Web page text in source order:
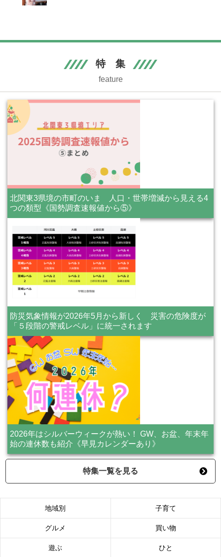
特 集
feature
北関東3県境の市町のいま 人口・世帯増減から見える4
つの類型《国勢調査速報値から⑤》
防災気象情報が2026年5月から新しく 災害の危険度が
「５段階の警戒レベル」に統一されます
2026年はシルバーウィークが熱い！ GW、お盆、年末年
始の連休数も紹介《早見カレンダーあり》
特集一覧を見る
地域別 子育て
グルメ 買い物
遊ぶ ひと